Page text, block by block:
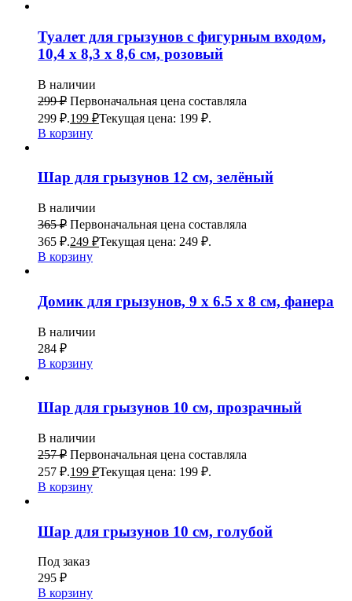
Туалет для грызунов с фигурным входом,
10,4 х 8,3 х 8,6 см, розовый
В наличии
299₽ Первоначальная цена составляла
299 ₽.199 ₽Текущая цена: 199 ₽.
В корзину
Шар для грызунов 12 см, зелёный
В наличии
365₽ Первоначальная цена составляла
365 ₽.249 ₽Текущая цена: 249 ₽.
В корзину
Домик для грызунов, 9 х 6.5 х 8 см, фанера
В наличии
284 ₽
В корзину
Шар для грызунов 10 см, прозрачный
В наличии
257₽ Первоначальная цена составляла
257 ₽.199 ₽Текущая цена: 199 ₽.
В корзину
Шар для грызунов 10 см, голубой
Под заказ
295 ₽
В корзину